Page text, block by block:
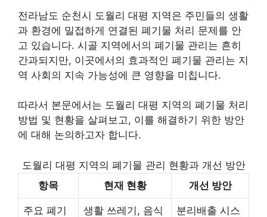
전라남도 순천시 도월리 대평 지역은 주민들의 생활
과 환경에 밀접하게 연결된 폐기물 처리 문제를 안
고 있습니다. 시골 지역에서의 폐기물 관리는 흔히
간과되지만, 이곳에서의 효과적인 폐기물 관리는 지
역 사회의 지속 가능성에 큰 영향을 미칩니다.
따라서 본문에서는 도월리 대평 지역의 폐기물 처리
방법 및 현황을 살펴보고, 이를 해결하기 위한 방안
에 대해 논의하고자 합니다.
도월리 대평 지역의 폐기물 관리 현황과 개선 방안
항목
현재 현황 개선 방안
주요 폐기
생활 쓰레기, 음식
분리배출 시스